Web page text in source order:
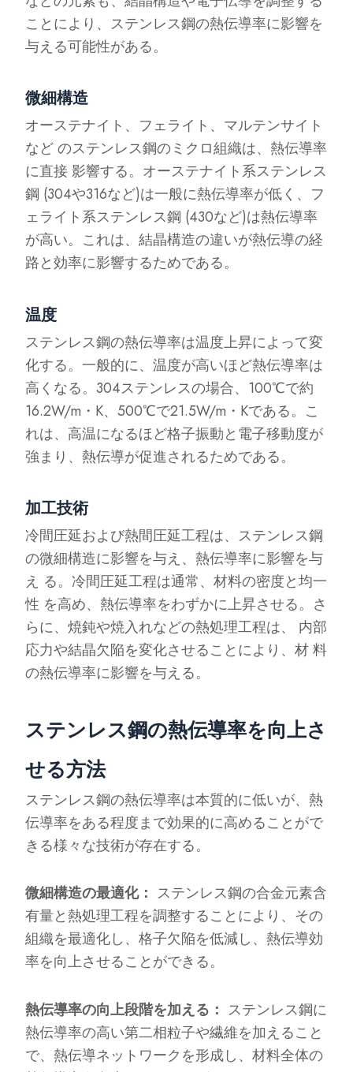
ことにより、ステンレス鋼の熱伝導率に影響を
与える可能性がある。
微細構造
オーステナイト、フェライト、マルテンサイト
など のステンレス鋼のミクロ組織は、熱伝導率
に直接 影響する。オーステナイト系ステンレス
鋼 (304や316など)は一般に熱伝導率が低く、フ
ェライト系ステンレス鋼 (430など)は熱伝導率
が高い。これは、結晶構造の違いが熱伝導の経
路と効率に影響するためである。
温度
ステンレス鋼の熱伝導率は温度上昇によって変
化する。一般的に、温度が高いほど熱伝導率は
高くなる。304ステンレスの場合、100℃で約
16.2W/m・K、500℃で21.5W/m・Kである。こ
れは、高温になるほど格子振動と電子移動度が
強まり、熱伝導が促進されるためである。
加工技術
冷間圧延および熱間圧延工程は、ステンレス鋼
の微細構造に影響を与え、熱伝導率に影響を与
え る。冷間圧延工程は通常、材料の密度と均一
性 を高め、熱伝導率をわずかに上昇させる。さ
らに、焼鈍や焼入れなどの熱処理工程は、 内部
応力や結晶欠陥を変化させることにより、材 料
の熱伝導率に影響を与える。
ステンレス鋼の熱伝導率を向上さ
せる方法
ステンレス鋼の熱伝導率は本質的に低いが、熱
伝導率をある程度まで効果的に高めることがで
きる様々な技術が存在する。
微細構造の最適化： ステンレス鋼の合金元素含
有量と熱処理工程を調整することにより、その
組織を最適化し、格子欠陥を低減し、熱伝導効
率を向上させることができる。
熱伝導率の向上段階を加える： ステンレス鋼に
熱伝導率の高い第二相粒子や繊維を加えること
で、熱伝導ネットワークを形成し、材料全体の